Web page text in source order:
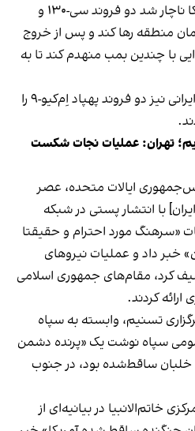
هزینه داشت، زیرا ارتش آمریکا ناچار شد دو فروند سی-۱۳۰ و
منطقه رها کند و پس از خروج
با چندین بمب منهدم کند تا به
او همچنین نوشت نیروهای ایرانی نیز دو فروند پهپاد اِم‌کیو-۹ را
تهران: عملیات نجات شکست
ایالات متحده، عصر
وقت ایران] با انتشار پستی در شبکه
«سرهنگ مورد احترام و حقیقتا
خبر داد و عملیات نیروهای
کرد، مقام‌های جمهوری اسلامی
ارائه کردند.
تسنیم، وابسته به سپاه
سپاه نوشت یک «پرنده دشمن
ساقط‌شده بود، در جنوب
خاتم‌الانبیا در بیانیه‌ای از